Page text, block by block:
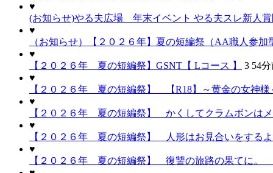
♥
(お知らせ)やる夫広場 年末イベント やる夫スレ新人
♥
（お知らせ）【２０２６年】夏の短編祭（AA職人参加
♥
【２０２６年 夏の短編祭】GSNT【 Lコース 】
3 54
♥
【２０２６年 夏の短編祭】 【R18】～黄金の女神
♥
【２０２６年 夏の短編祭】 かくしてクラムボンは
♥
【２０２６年 夏の短編祭】 人形はお見合いをする
♥
【２０２６年 夏の短編祭】 復讐の旅路の果てに。